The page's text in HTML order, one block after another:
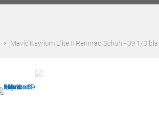
Mavic Ksyrium Elite II Rennrad Schuh - 39 1/3 bla…